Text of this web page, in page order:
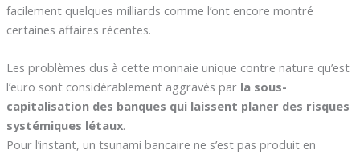
facilement quelques milliards comme l’ont encore montré
certaines affaires récentes.
Les problèmes dus à cette monnaie unique contre nature qu’est
l’euro sont considérablement aggravés par la sous-
capitalisation des banques qui laissent planer des risques
systémiques létaux.
Pour l’instant, un tsunami bancaire ne s’est pas produit en